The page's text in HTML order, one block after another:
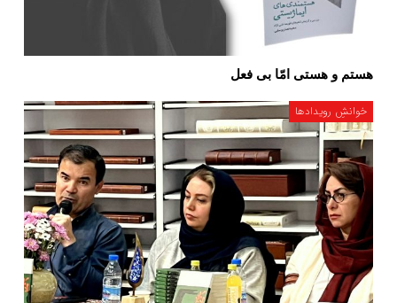
هستم و هستی امّا بی فعل
خوانشِ رویدادها